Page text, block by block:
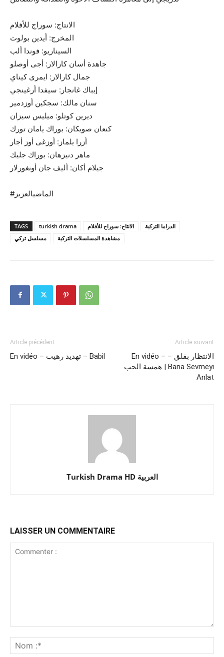
الانتاج: سوراج للأفلام
المخرج: أيدين بولوت
السيناريو: فوندا ألب
جاهدة أسان كارالار: أجى أوصلو
جمال كارالار: ايمرى كيناي
إيباك غانجار: سيفدا أرغينجي
سنان مالك: سجكين أوزدمير
ديرين كوتلو: ميليس سيزان
كنعان صويكان: بوراك يامان تورك
أزرا يلماز: أوزغى أوز أجار
ماهر دنيزهان: بوراك جليك
جيلام أكان: أليف جان أونغورلار
#الماضيالعزيز
TAGS turkish drama الانتاج: سوراج للأفلام
الدراما التركية
مسلسل تركي
مشاهدة المسلسلات التركية
Article précédent
En vidéo – تهديد رهيب – Babil
Article suivant
En vidéo – الانتظار بقلق –
همسة الحب ​| Bana Sevmeyi
Anlat
Turkish Drama HD العربية
LAISSER UN COMMENTAIRE